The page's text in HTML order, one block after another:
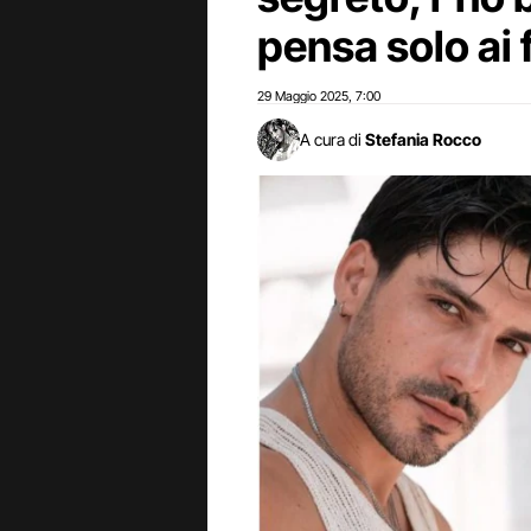
pensa solo ai
29 Maggio 2025 7:00
A cura di Stefania Rocco